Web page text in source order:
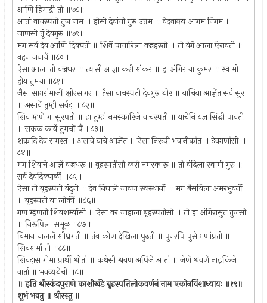
आणि हिमाद्री तो ॥७८॥
आतां वाचस्पती तुज नाम ॥ होसी देवांची गुरु उत्तम ॥ वेदवाक्य आगम निगम ॥
जाणसी तूं देवगुरु ॥७९॥
मग सर्व देव आणि दिक्पती ॥ शिवें पाचारिला वज्रहस्ती ॥ तो वेगें आला ऐरावती ॥
वहन जयाचें ॥८०॥
ऐसा आला तो वज्रधर ॥ त्यासी आज्ञा करी शंकर ॥ हा अंगिराचा कुमर ॥ स्वामी
होय तुमचा ॥८१॥
जैसा सागरांमाजीं क्षीरसागर ॥ तैसा वाचस्पती देवगुरु थोर ॥ याचिया आज्ञेंत सर्व सुर
॥ असावें तुम्ही सर्वदा ॥८२॥
शिव म्हणे गा सुरपती ॥ हा तुम्हां नमस्कारिजे वाचस्पती ॥ याचेनि यज्ञ सिद्धी पावती
॥ सकळ कार्यें तुमचीं पैं ॥८३॥
शक्रादि देव समस्त ॥ असावे याचे आज्ञेंत ॥ ऐसा निरूपी भवानीकांत ॥ देवगणांसी ॥
८४॥
मग शिवाचे आज्ञें वज्रधरू ॥ बृहस्पतीसी करी नमस्कारू ॥ तो वंदिला स्वामी गुरु ॥
सर्व देवदिक्पाळीं ॥८५॥
ऐसा तो बृहस्पती वंदुनी ॥ देव निघाले जावया स्वस्थानीं ॥ मग बैसविला अमरभुवनीं
॥ बृहस्पती या लोकीं ॥८६॥
गण म्हणती शिवशर्म्यासी ॥ ऐसा वर जाहाला बृहस्पतीसी ॥ तो हा अंगिरासुत तुजसी
॥ निरूपिला समूळ ॥८७॥
विमान चाललें शीघ्रगती ॥ तंव कोण देखिला पुढती ॥ पुनरपि पुसे गणांप्रती ॥
शिवशर्मा तो ॥८८॥
शिवदास गोमा प्रार्थी श्रोतां ॥ कथेसी श्रवण अर्पिजे आतां ॥ जेणें श्रवणें नाइकिजे
वार्ता ॥ भवव्यथेची ॥८॥
॥ इति श्रीस्कंदपुराणे काशीखंडे बृहस्पतिलोकवर्णनं नाम एकोनविंशाध्यायः ॥१९॥
शुभं भवतु ॥ श्रीरस्तु ॥